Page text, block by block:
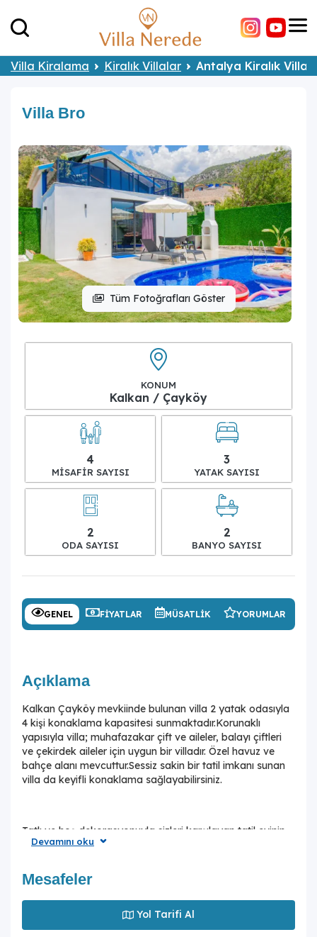
Villa Kiralama Kiralık Villalar Antalya Kiralık
Villa Bro
Tüm Fotoğrafları Göster
KONUM
Kalkan / Çayköy
4
MISAFIR SAYISI
3
YATAK SAYISI
2
ODA SAYISI
2
BANYO SAYISI
GENEL FIYATLAR MÜSATLIK YORUMLAR
Açıklama
Kalkan Çayköy mevkiinde bulunan villa 2 yatak odasıyla
4 kişi konaklama kapasitesi sunmaktadır.Korunaklı
yapısıyla villa; muhafazakar çift ve aileler, balayı çiftleri
ve çekirdek aileler için uygun bir villadır. Özel havuz ve
bahçe alanı mevcuttur.Sessiz sakin bir tatil imkanı sunan
villa da keyifli konaklama sağlayabilirsiniz.
Tatlı ve hoş dekorasyonuyla sizleri karşılayan tatil evinin,
havuz terasında kapasiteye uygun oturma alanı, şezlong
odası, ihtiyaçlarınızı karşılayacak donanımlı mutfağı
bulunmaktadır. Birinci yatak odasında çift kişilik yatak,
ebeveyn banyosu ve jakuzi mevcuttur.İkinciyatak
odasında tek kişilik iki adet yatak ve ebeveyn banyosu
mevcuttur.
Devamını oku
Mesafeler
Yol Tarifi Al